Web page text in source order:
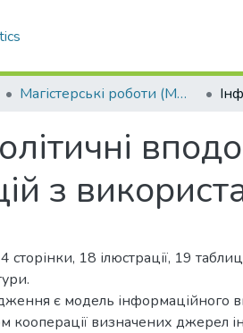
Магістерські роботи (ММАД)
з
сторінки, 18 ілюстрації, 19
є модель інформаційного
кооперації визначених джерел